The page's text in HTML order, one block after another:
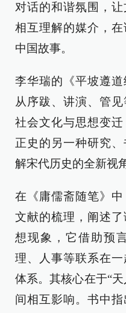
对话的和谐氛围，
相互理解的媒介，
中国故事。
李华瑞的《平坡遵道
从序跋、讲演、管
社会文化与思想变
正史的另一种研究
解宋代历史的全新视
在《庸儒斋随笔》
文献的梳理，阐述
想现象，它借助预
理、人事等联系在
体系。其核心在于“
间相互影响。书中